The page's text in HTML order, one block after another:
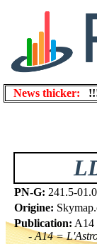
News thicker:
PN-G: 241.5-01.0
Origine:
Publication: A14
- A14 =